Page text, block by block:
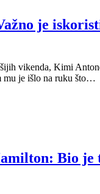
je
vikenda, Kimi
mu je išlo na ruku što…
Bio je